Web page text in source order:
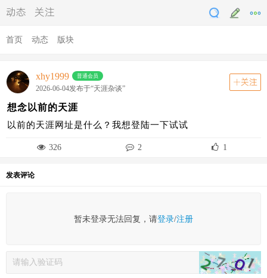
动态 关注
首页 动态 版块
xhy1999 普通会员
2026-06-04发布于“天涯杂谈”
关注
想念以前的天涯
以前的天涯网址是什么？我想登陆一下试试
326 2 1
发表评论
暂未登录无法回复，请登录/注册